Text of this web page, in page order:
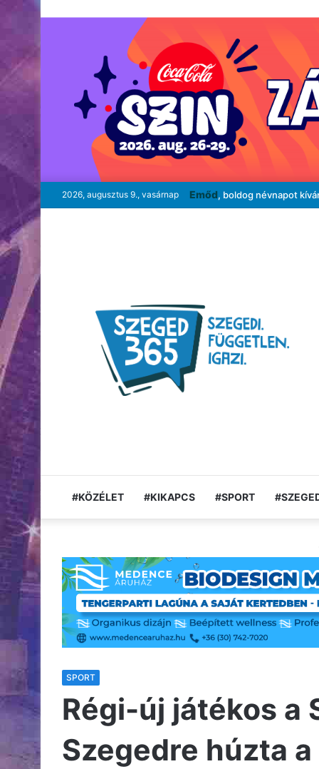
2026, augusztus 9., vasárnap Emőd, boldog névnapot
#KÖZÉLET #KIKAPCS #SPORT
SPORT
Régi-új játékos a
Szegedre húzta